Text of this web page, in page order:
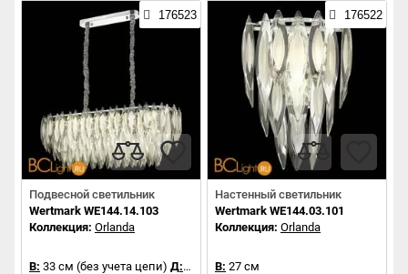
176523
Подвесной светильник
Wertmark WE144.14.103
Коллекция: Orlanda
В: 33 см (без учета цепи) Д:90 см
176522
Настенный светильник
Wertmark WE144.03.101
Коллекция: Orlanda
В: 27 см